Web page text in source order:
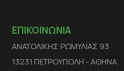
ΕΠΙΚΟΙΝΩΝΙΑ
ΑΝΑΤΟΛΙΚΗΣ ΡΩΜΥΛΙΑΣ 93
13231 ΠΕΤΡΟΥΠΟΛΗ - ΑΘΗΝΑ